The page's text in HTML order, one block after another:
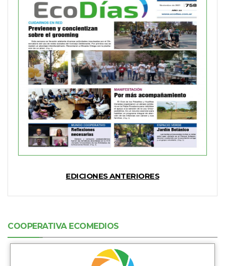
EDICIONES ANTERIORES
COOPERATIVA ECOMEDIOS